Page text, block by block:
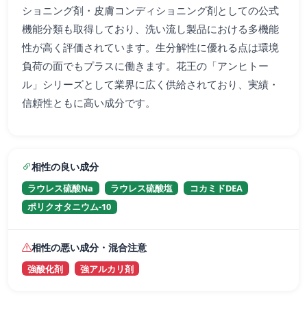
ショニング剤・皮膚コンディショニング剤としての公式
機能分類も取得しており、洗い流し製品における多機能
性が高く評価されています。生分解性に優れる点は環境
負荷の面でもプラスに働きます。花王の「アンヒトー
ル」シリーズとして業界に広く供給されており、実績・
信頼性ともに高い成分です。
相性の良い成分
ラウレス硫酸Na ラウレス硫酸塩
コカミドDEA
ポリクオタニウム-10
相性の悪い成分・混合注意
強酸化剤 強アルカリ剤